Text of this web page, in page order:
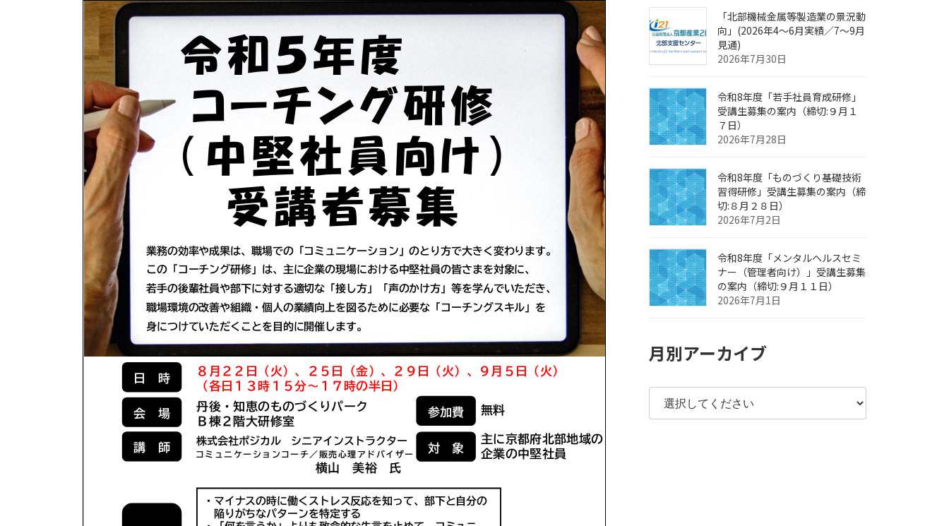
「北部機械金属等製造業の景況動
向」(2026年4～6月実績／7～9月
見通)
2026年7月30日
令和8年度「若手社員育成研修」
受講生募集の案内（締切:９月１
７日）
2026年7月28日
令和8年度「ものづくり基礎技術
習得研修」受講生募集の案内（締
切:８月２８日）
2026年7月2日
令和8年度「メンタルヘルスセミ
ナー（管理者向け）」受講生募集
の案内（締切:９月１１日）
2026年7月1日
月別アーカイブ